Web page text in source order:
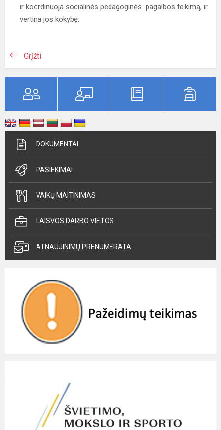
ir koordinuoja socialinės pedagoginės pagalbos teikimą, ir
vertina jos kokybę.
Grįžti
DOKUMENTAI
PASIEKIMAI
VAIKŲ MAITINIMAS
LAISVOS DARBO VIETOS
ATNAUJINIMŲ PRENUMERATA